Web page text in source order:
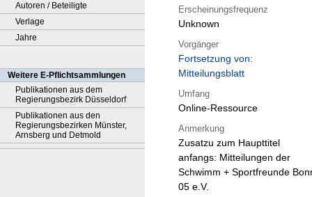
Autoren / Beteiligte
Verlage
Jahre
Weitere E-Pflichtsammlungen
Publikationen aus dem
Regierungsbezirk Düsseldorf
Publikationen aus den
Regierungsbezirken Münster,
Arnsberg und Detmold
Erscheinungsfrequenz
Unknown
Vorgänger
Fortsetzung von:
Mitteilungsblatt
Umfang
Online-Ressource
Anmerkung
Zusatzu zum Haupttitel
anfangs: Mitteilungen der
Schwimm + Sportfreunde
05 e.V.